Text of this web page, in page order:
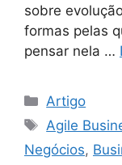
sobre
formas pelas
pensar nela …
Artigo
Agile
Negócios,